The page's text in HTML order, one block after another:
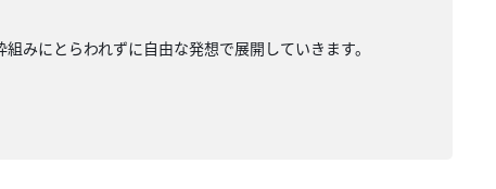
みにとらわれずに自由な発想で展開していきます。